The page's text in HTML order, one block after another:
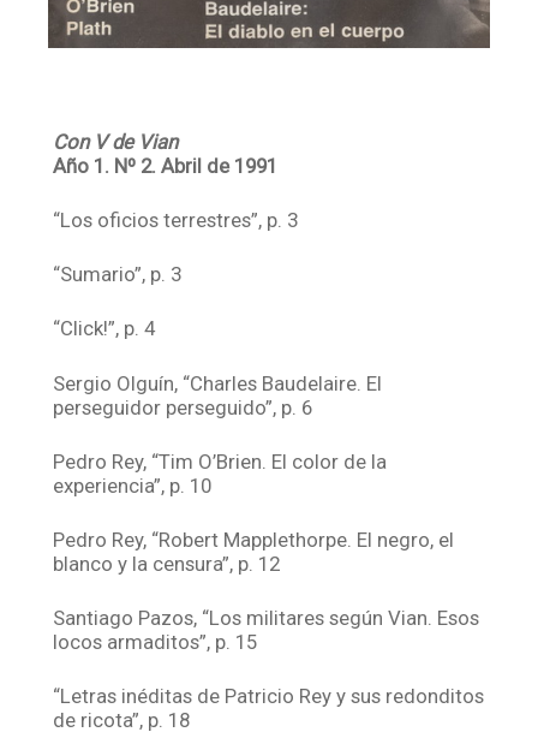
Con V de Vian
Año 1. Nº 2. Abril de 1991
“Los oficios terrestres”, p. 3
“Sumario”, p. 3
“Click!”, p. 4
Sergio Olguín, “Charles Baudelaire. El
perseguidor perseguido”, p. 6
Pedro Rey, “Tim O’Brien. El color de la
experiencia”, p. 10
Pedro Rey, “Robert Mapplethorpe. El negro, el
blanco y la censura”, p. 12
Santiago Pazos, “Los militares según Vian. Esos
locos armaditos”, p. 15
“Letras inéditas de Patricio Rey y sus redonditos
de ricota”, p. 18